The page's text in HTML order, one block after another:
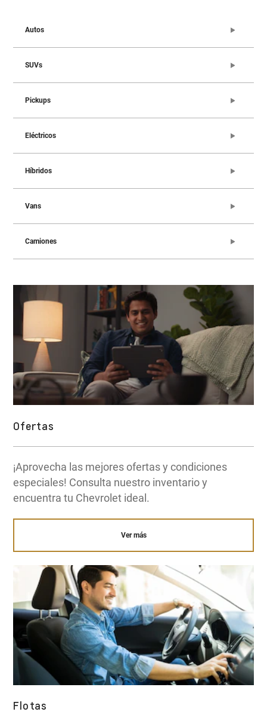
Autos
SUVs
Pickups
Eléctricos
Híbridos
Vans
Camiones
Ofertas
¡Aprovecha las mejores ofertas y condiciones
especiales! Consulta nuestro inventario y
encuentra tu Chevrolet ideal.
Ver más
Flotas